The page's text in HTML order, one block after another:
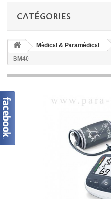
CATÉGORIES
Médical & Paramédical
BM40